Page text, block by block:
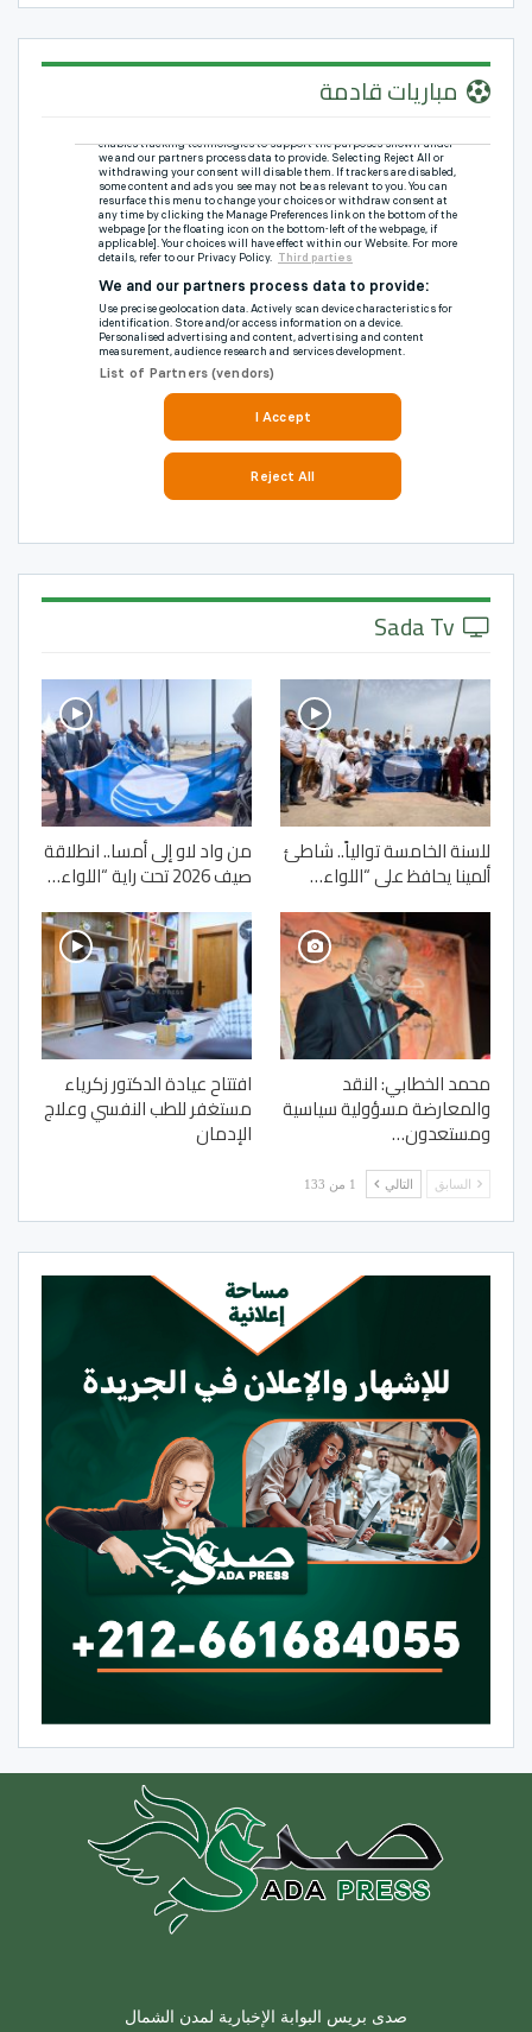
مباريات قادمة
للسنة الخامسة توالياً.. شاطئ
ألمينا يحافظ على “اللواء…
من واد لاو إلى أمسا.. انطلاقة
صيف 2026 تحت راية “اللواء…
محمد الخطابي: النقد
والمعارضة مسؤولية سياسية
ومستعدون…
افتتاح عيادة الدكتور زكرياء
مستغفر للطب النفسي وعلاج
الإدمان
السابق التالي 1 من 133
صدى بريس البوابة الإخبارية لمدن الشمال